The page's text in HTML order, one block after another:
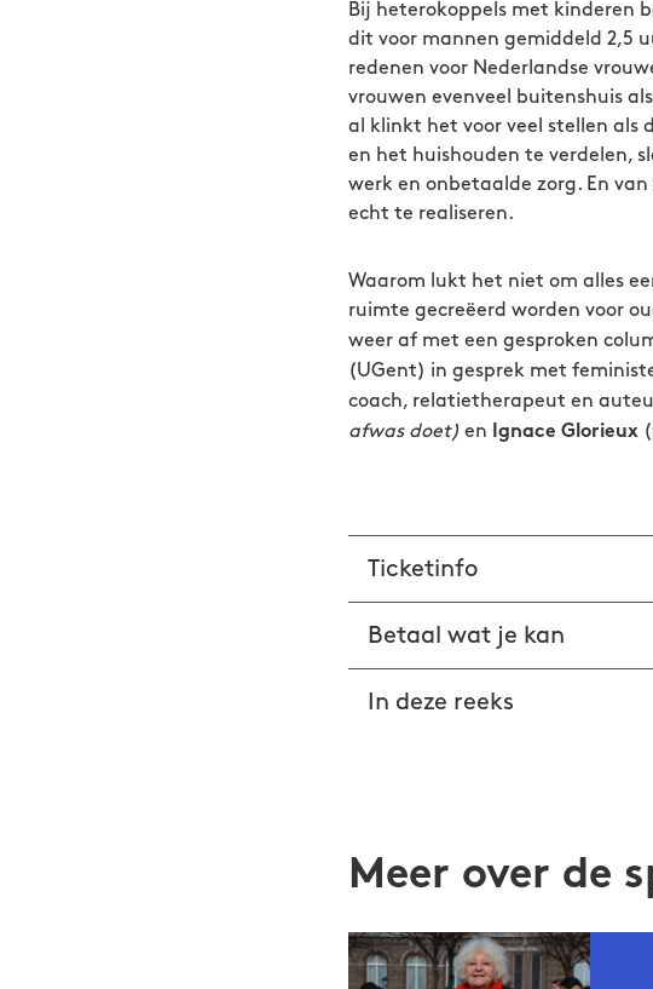
Bij heterokoppels met kinderen
dit voor mannen gemiddeld 2,5
redenen voor Nederlandse
vrouwen evenveel buitenshuis
al klinkt het voor veel stellen als
en het huishouden te verdelen,
werk en onbetaalde zorg. En
echt te realiseren.
Waarom lukt het niet om alles
ruimte gecreëerd worden voor
weer af met een gesproken
(UGent) in gesprek met
coach, relatietherapeut en
afwas doet) en Ignace Glorieux
Ticketinfo
Betaal wat je kan
In deze reeks
Meer over de